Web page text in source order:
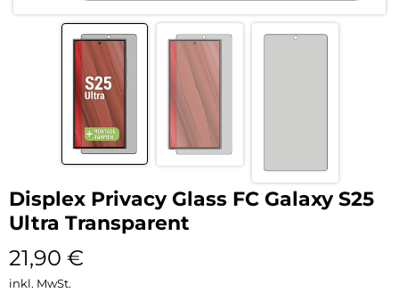
Displex Privacy Glass FC Galaxy S25
Ultra Transparent
21,90 €
inkl. MwSt.